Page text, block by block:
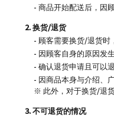
- 商品开始配送后，因
2. 换货/退货
- 顾客需要换货/退货时
- 因顾客自身的原因发
- 确认退货申请且可以
- 因商品本身与介绍、
※ 此外，对于换货/退
3. 不可退货的情况